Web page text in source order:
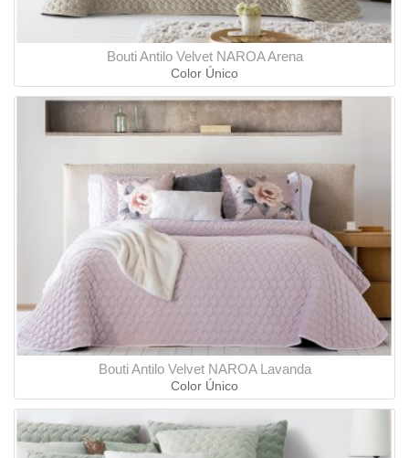
Bouti Antilo Velvet NAROA Arena
Color Único
Bouti Antilo Velvet NAROA Lavanda
Color Único